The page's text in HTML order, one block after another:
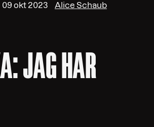
09 okt 2023 Alice Schaub
JAG HAR